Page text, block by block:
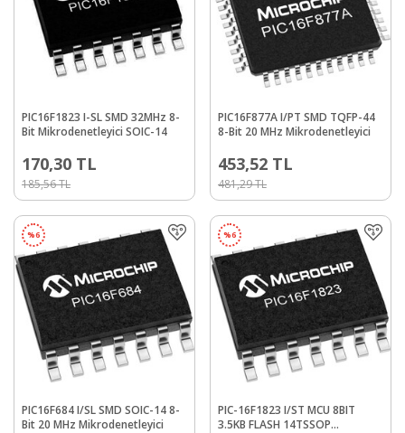
PIC16F1823 I-SL SMD 32MHz 8-
Bit Mikrodenetleyici SOIC-14
185,56TL
170,30 TL
PIC16F877A I/PT SMD TQFP-44
8-Bit 20 MHz Mikrodenetleyici
481,29TL
453,52 TL
%6
PIC16F684 I/SL SMD SOIC-14 8-
Bit 20 MHz Mikrodenetleyici
%6
PIC-16F1823 I/ST MCU 8BIT
3.5KB FLASH 14TSSOP